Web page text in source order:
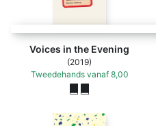
Voices in the Evening
(2019)
Tweedehands vanaf 8,00